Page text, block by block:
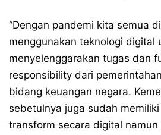
“Dengan pandemi kita semua
menggunakan teknologi digital
menyelenggarakan tugas dan
responsibility dari
bidang keuangan negara.
sebetulnya juga sudah
transform secara digital namun